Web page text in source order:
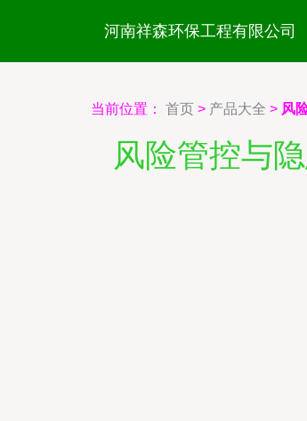
河南祥森环保工程有限公司
当前位置： 首页 > 产品大全 > 风
风险管控与